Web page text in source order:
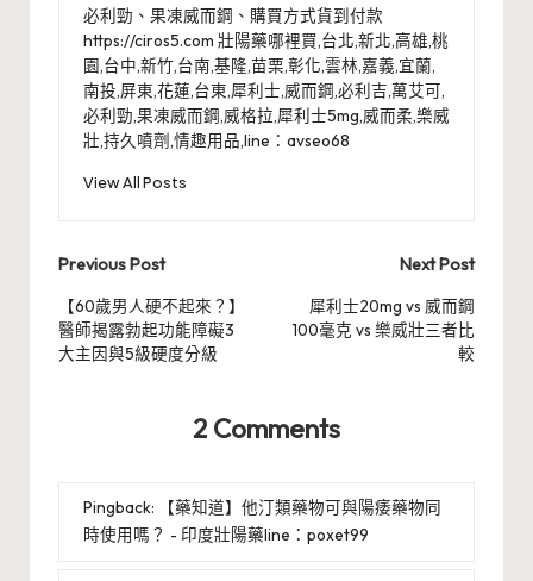
必利勁、果凍威而鋼、購買方式貨到付款
https://ciros5.com 壯陽藥哪裡買,台北,新北,高雄,桃
園,台中,新竹,台南,基隆,苗栗,彰化,雲林,嘉義,宜蘭,
南投,屏東,花蓮,台東,犀利士,威而鋼,必利吉,萬艾可,
必利勁,果凍威而鋼,威格拉,犀利士5mg,威而柔,樂威
壯,持久噴劑,情趣用品,line：avseo68
View All Posts
Post
navigation
Previous Post
【60歲男人硬不起來？】
醫師揭露勃起功能障礙3
大主因與5級硬度分級
Next Post
犀利士20mg vs 威而鋼
100毫克 vs 樂威壯三者比
較
2 Comments
Pingback:
【藥知道】他汀類藥物可與陽痿藥物同
時使用嗎？ - 印度壯陽藥line：poxet99